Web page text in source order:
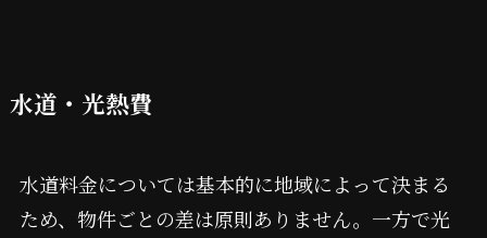
水道・光熱費
水道料金については基本的に地域によって決まる
ため、物件ごとの差は原則ありません。一方で光